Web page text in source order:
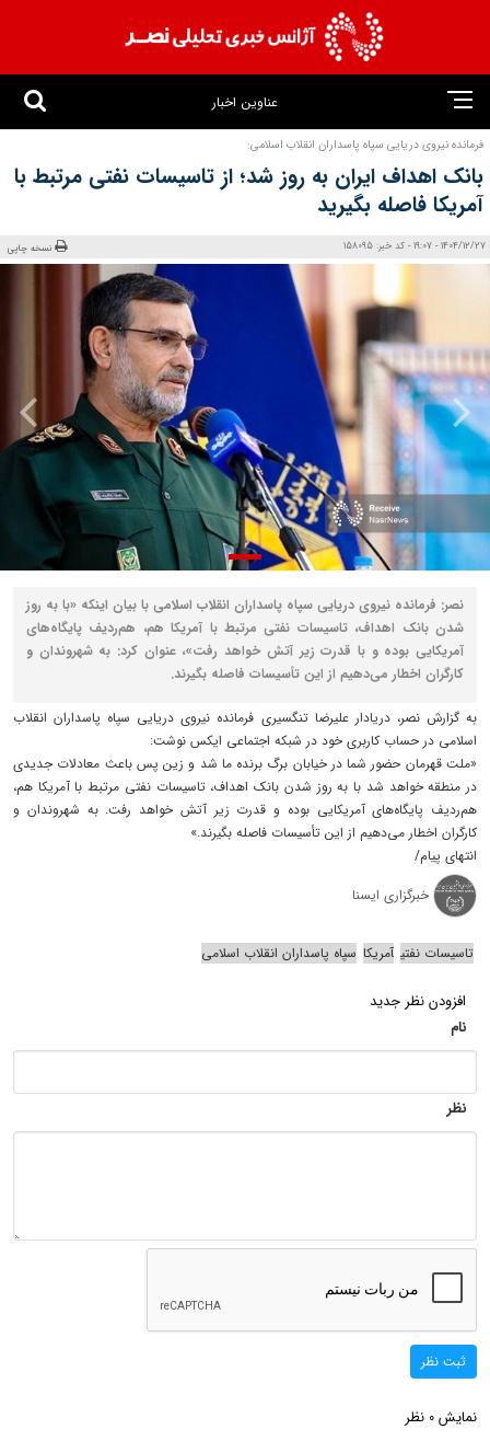
عناوین اخبار
فرمانده نیروی دریایی سپاه پاسداران انقلاب اسلامی:
بانک اهداف ایران به روز شد؛ از تاسیسات نفتی مرتبط با
آمریکا فاصله بگیرید
1404/12/27 - 19:07 - کد خبر: 158095 نسخه چاپی
نصر: فرمانده نیروی دریایی سپاه پاسداران انقلاب اسلامی با بیان اینکه «با به روز
شدن بانک اهداف، تاسیسات نفتی مرتبط با آمریکا هم، هم‌ردیف پایگاه‌های
آمریکایی بوده و با قدرت زیر آتش خواهد رفت»، عنوان کرد: به شهروندان و
کارگران اخطار می‌دهیم از این تأسیسات فاصله بگیرند.
به گزارش نصر، دریادار علیرضا تنگسیری فرمانده نیروی دریایی سپاه پاسداران انقلاب
اسلامی در حساب کاربری خود در شبکه اجتماعی ایکس نوشت:
«ملت قهرمان حضور شما در خیابان برگ برنده ما شد و زین پس باعث معادلات جدیدی
در منطقه خواهد شد با به روز شدن بانک اهداف، تاسیسات نفتی مرتبط با آمریکا هم،
هم‌ردیف پایگاه‌های آمریکایی بوده و قدرت زیر آتش خواهد رفت. به شهروندان و
کارگران اخطار می‌دهیم از این تأسیسات فاصله بگیرند.»
انتهای پیام/
خبرگزاری ایسنا
تاسیسات نفتی آمریکا سپاه پاسداران انقلاب اسلامی
افزودن نظر جدید
نام
نظر
ثبت نظر
نمایش 0 نظر